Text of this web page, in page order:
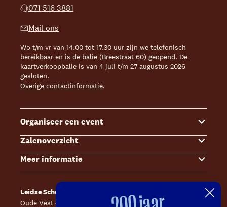
071 516 3881
Mail ons
Wo t/m vr van 14.00 tot 17.30 uur zijn we telefonisch
bereikbaar en is de balie (Breestraat 60) geopend. De
kaartverkoopbalie is van 4 juli t/m 27 augustus 2026
gesloten.
Overige contactinformatie.
Organiseer een event
Congressen & Symposia
Presentaties & Meetings
Podium & Kleinkunst
Zalenoverzicht
Grote Zaal
Aalmarktzaal
Meer informatie
Technische informatie
Leidse Schouwburg
Oude Vest 43, 2312 XS LeidenCatharinahof, 2311 CS Leiden